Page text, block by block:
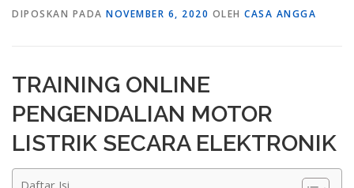
DIPOSKAN PADA NOVEMBER 6, 2020 OLEH CASA ANGGA
TRAINING ONLINE
PENGENDALIAN MOTOR
LISTRIK SECARA ELEKTRONIK